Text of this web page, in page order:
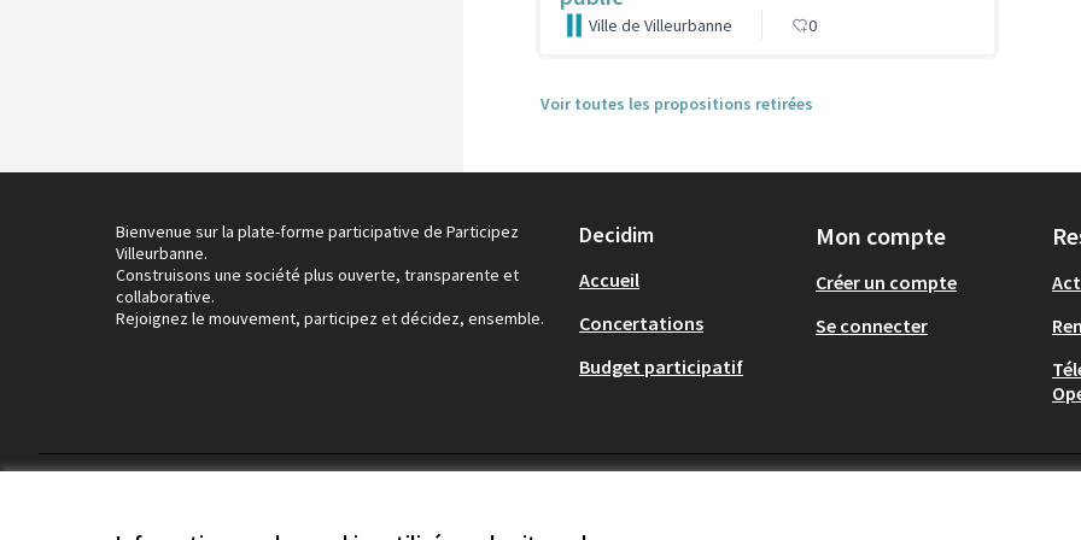
Ville de Villeurbanne 0
Voir toutes les propositions retirées
Bienvenue sur la plate-forme participative de Participez
Villeurbanne.
Construisons une société plus ouverte, transparente et
collaborative.
Rejoignez le mouvement, participez et décidez, ensemble.
Decidim
Accueil
Concertations
Budget participatif
Mon compte
Créer un compte
Se connecter